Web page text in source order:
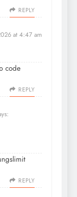
REPLY
at 4:47 am
code
REPLY
REPLY